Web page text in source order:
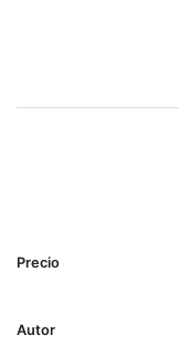
Precio
Autor